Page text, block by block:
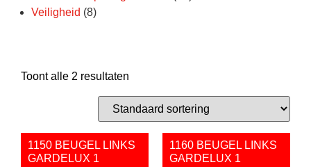
Veiligheid (8)
Toont alle 2 resultaten
1150 BEUGEL LINKS
GARDELUX 1
1160 BEUGEL LINKS
GARDELUX 1